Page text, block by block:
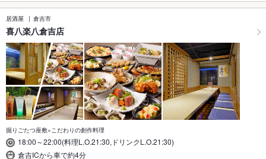
居酒屋 倉吉市
喜八楽八倉吉店
掘りごたつ座敷×こだわりの創作料理
18:00～22:00(料理L.O.21:30,ドリンクL.O.21:30)
倉吉ICから車で約4分